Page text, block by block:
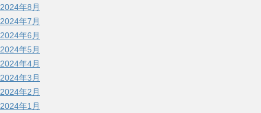
2024年8月
2024年7月
2024年6月
2024年5月
2024年4月
2024年3月
2024年2月
2024年1月